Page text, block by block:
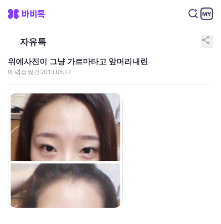
자유톡 share
위에사진이 그냥 가르마타고 앞머리내린
매력짱짱걸2013.08.27